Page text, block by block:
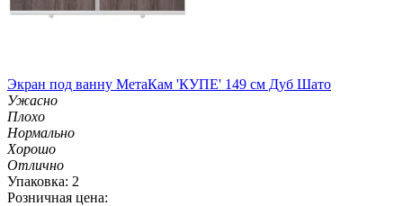
Экран под ванну МетаКам 'КУПЕ' 149 см Дуб Шато
Ужасно
Плохо
Нормально
Хорошо
Отлично
Упаковка: 2
Розничная цена: